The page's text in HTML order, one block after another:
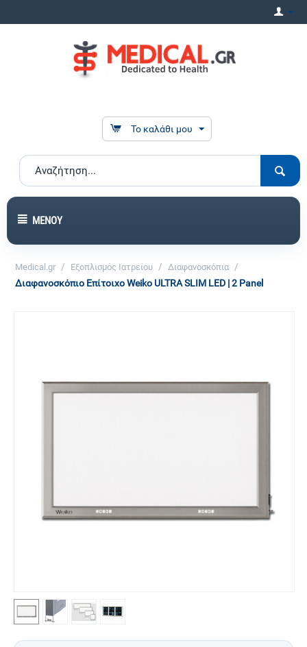
Το καλάθι μου
ΜΕΝΟΎ
Medical.gr / Εξοπλισμός Ιατρείου / Διαφανοσκόπια /
Διαφανοσκόπιο Επίτοιχο Weiko ULTRA SLIM LED | 2 Panel